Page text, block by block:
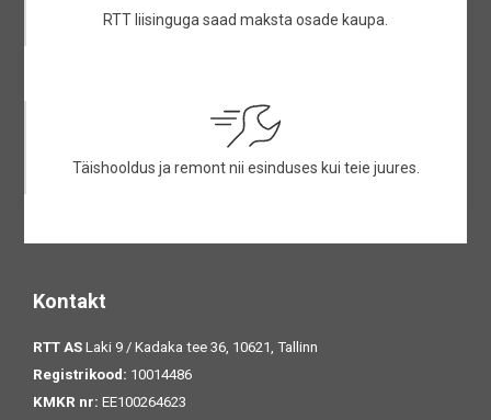
RTT liisinguga saad maksta osade kaupa.
Täishooldus ja remont nii esinduses kui teie juures.
Kontakt
RTT AS Laki 9 / Kadaka tee 36, 10621, Tallinn
Registrikood: 10014486
KMKR nr: EE100264623